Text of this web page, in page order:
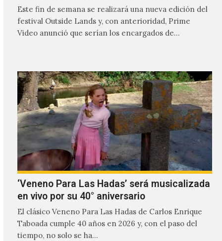
Este fin de semana se realizará una nueva edición del
festival Outside Lands y, con anterioridad, Prime
Video anunció que serían los encargados de
‘Veneno Para Las Hadas’ será musicalizada
en vivo por su 40° aniversario
El clásico Veneno Para Las Hadas de Carlos Enrique
Taboada cumple 40 años en 2026 y, con el paso del
tiempo, no solo se ha…